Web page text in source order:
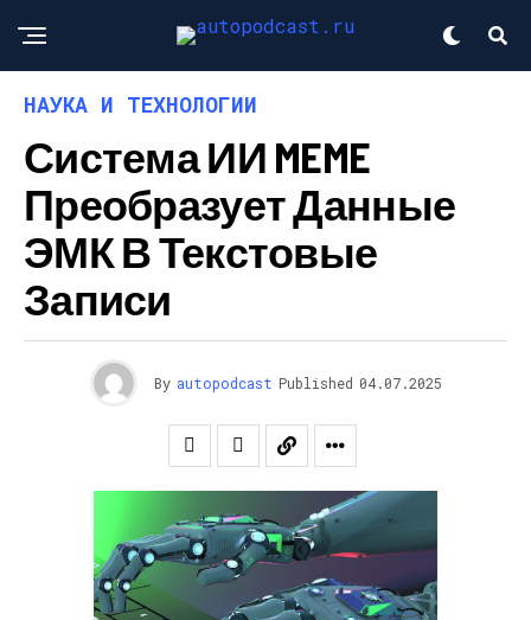
НАУКА И ТЕХНОЛОГИИ
Система ИИ MEME
Преобразует Данные
ЭМК В Текстовые
Записи
By autopodcast Published 04.07.2025